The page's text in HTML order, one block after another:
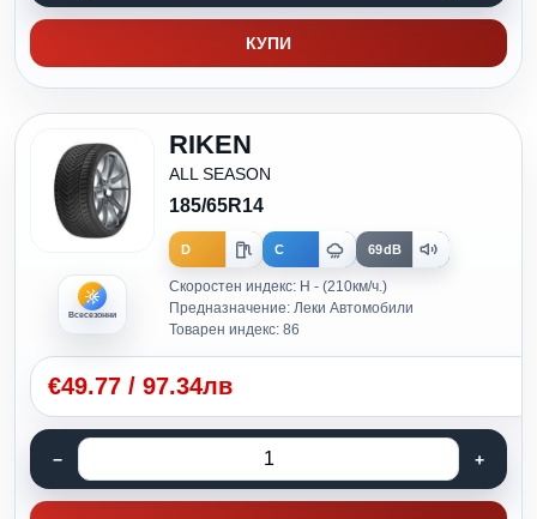
КУПИ
Всесезонни
RIKEN
ALL SEASON
185/65R14
D C 69dB
Скоростен индекс: H - (210км/ч.)
Предназначение: Леки Автомобили
Товарен индекс: 86
€49.77 / 97.34лв